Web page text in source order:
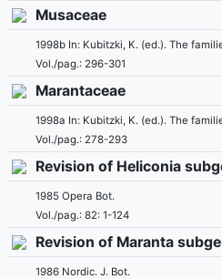
Musaceae
1998b In: Kubitzki, K. (ed.). The
Vol./pag.: 296-301
Marantaceae
1998a In: Kubitzki, K. (ed.). The
Vol./pag.: 278-293
Revision of Heliconia
1985 Opera Bot.
Vol./pag.: 82: 1-124
Revision of Maranta
1986 Nordic. J. Bot.